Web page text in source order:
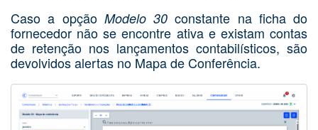
Caso a opção Modelo 30 constante na ficha do
fornecedor não se encontre ativa e existam contas
de retenção nos lançamentos contabilísticos, são
devolvidos alertas no Mapa de Conferência.